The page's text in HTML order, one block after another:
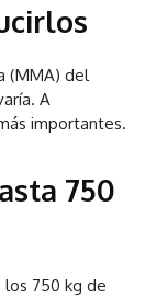
(MMA) del
A
importantes.
750
los 750 kg de